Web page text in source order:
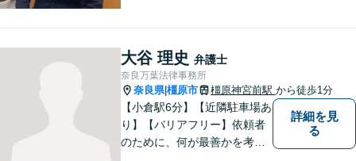
す。
大谷 理史 弁護士
奈良万葉法律事務所
奈良県|橿原市 橿原神宮前駅 から徒歩1分
【小倉駅6分】【近隣駐車場あ
り】【バリアフリー】依頼者
のために、何が最善かを考
詳細を見
る